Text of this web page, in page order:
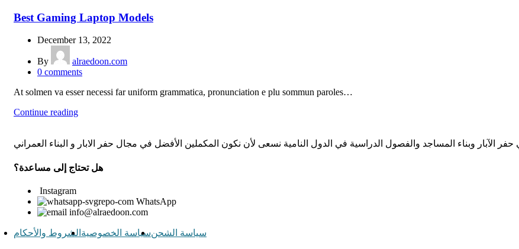
Best Gaming Laptop Models
December 13, 2022
By
alraedoon.com
0 comments
At solmen va esser necessi far uniform grammatica, pronunciation e plu sommun paroles…
Continue reading
هل تحتاج إلى مساعدة؟
Instagram
WhatsApp
info@alraedoon.com
الشروط والأحكام سياسة الخصوصيةسياسة الشحن